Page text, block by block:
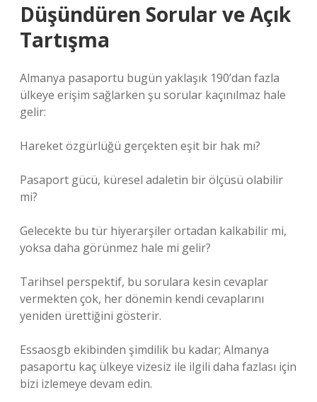
Düşündüren Sorular ve Açık
Tartışma
Almanya pasaportu bugün yaklaşık 190’dan fazla
ülkeye erişim sağlarken şu sorular kaçınılmaz hale
gelir:
Hareket özgürlüğü gerçekten eşit bir hak mı?
Pasaport gücü, küresel adaletin bir ölçüsü olabilir
mi?
Gelecekte bu tür hiyerarşiler ortadan kalkabilir mi,
yoksa daha görünmez hale mi gelir?
Tarihsel perspektif, bu sorulara kesin cevaplar
vermekten çok, her dönemin kendi cevaplarını
yeniden ürettiğini gösterir.
Essaosgb ekibinden şimdilik bu kadar; Almanya
pasaportu kaç ülkeye vizesiz ile ilgili daha fazlası için
bizi izlemeye devam edin.